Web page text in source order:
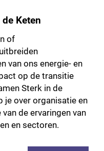
Keten
of
vanons energie- en
op de transitie
Sterk in de
je over organisatieen
de ervaringen van
ensectoren.